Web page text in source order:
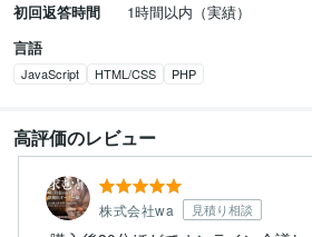
初回返答時間
1時間以内（実績）
言語
JavaScript HTML/CSS PHP
高評価のレビュー
株式会社wa 見積り相談